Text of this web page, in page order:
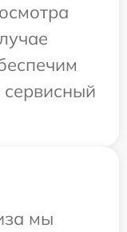
сервисный
мы